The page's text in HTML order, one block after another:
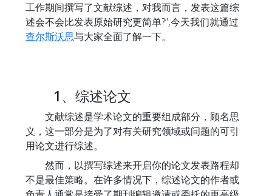
工作期间撰写了文献综述，对我而言，发表这篇综
述会不会比发表原始研究更简单?”,今天我们就通过
查尔斯沃思与大家全面了解一下。
1、综述论文
文献综述是学术论文的重要组成部分，顾名思
义，这一部分是为了对有关研究领域或问题的可引
用论文进行综述。
然而，以撰写综述来开启你的论文发表路程却
不是最佳策略。在许多情况下，综述论文的作者或